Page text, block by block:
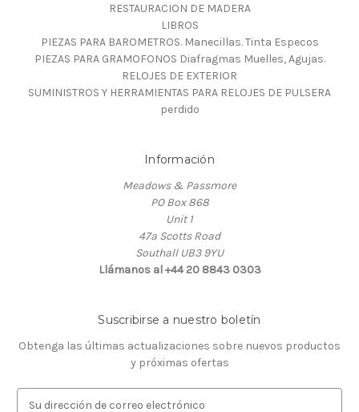
RESTAURACION DE MADERA
LIBROS
PIEZAS PARA BAROMETROS. Manecillas. Tinta Especos
PIEZAS PARA GRAMOFONOS Diafragmas Muelles, Agujas.
RELOJES DE EXTERIOR
SUMINISTROS Y HERRAMIENTAS PARA RELOJES DE PULSERA
perdido
Información
Meadows & Passmore
PO Box 868
Unit 1
47a Scotts Road
Southall UB3 9YU
Llámanos al +44 20 8843 0303
Suscribirse a nuestro boletín
Obtenga las últimas actualizaciones sobre nuevos productos
y próximas ofertas